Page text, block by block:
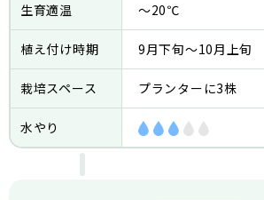
生育適温 ～20℃
植え付け時期 9月下旬～10月上旬
栽培スペース プランターに3株
水やり